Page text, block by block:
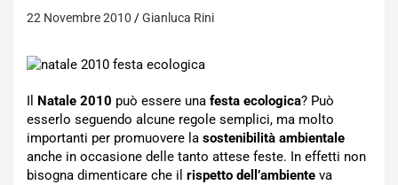
22 Novembre 2010 Gianluca Rini
Il Natale 2010 può essere una festa ecologica? Può
esserlo seguendo alcune regole semplici, ma molto
importanti per promuovere la sostenibilità ambientale
anche in occasione delle tanto attese feste. In effetti non
bisogna dimenticare che il rispetto dell’ambiente va